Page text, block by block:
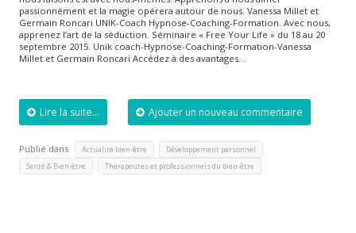
passionnément et la magie opérera autour de nous. Vanessa Millet et
Germain Roncari UNIK-Coach Hypnose-Coaching-Formation. Avec nous,
apprenez l’art de la séduction. Séminaire « Free Your Life » du 18 au 20
septembre 2015. Unik coach-Hypnose-Coaching-Formation-Vanessa
Millet et Germain Roncari Accédez à des avantages…
Lire la suite... Ajouter un nouveau commentaire
Publié dans Actualité bien-être Développement personnel
Santé & Bien-être Thérapeutes et professionnels du bien-être